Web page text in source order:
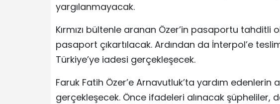
yargılanmayacak.
Kırmızı bültenle aranan Özer’in pasaportu tahditli
pasaport çıkartılacak. Ardından da İnterpol’e
Türkiye’ye iadesi gerçekleşecek.
Faruk Fatih Özer’e Arnavutluk’ta yardım edenlerin
gerçekleşecek. Önce ifadeleri alınacak şüpheliler,